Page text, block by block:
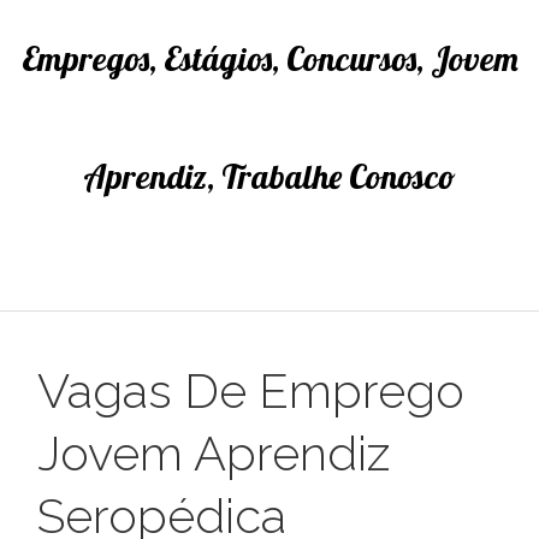
Empregos, Estágios, Concursos, Jovem
Aprendiz, Trabalhe Conosco
Vagas De Emprego
Jovem Aprendiz
Seropédica